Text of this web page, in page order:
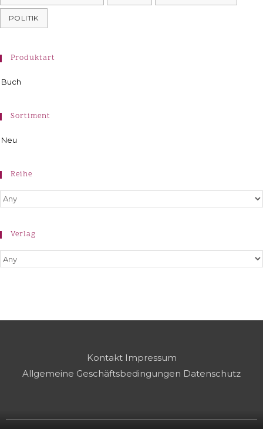
POLITIK
Produktart
Buch
Sortiment
Neu
Reihe
Verlag
Kontakt Impressum
Allgemeine Geschäftsbedingungen Datenschutz